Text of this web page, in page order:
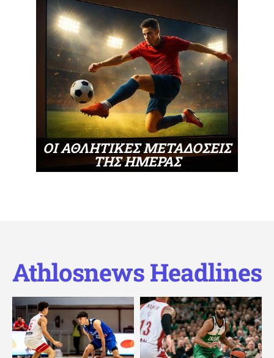
ΟΙ ΑΘΛΗΤΙΚΕΣ ΜΕΤΑΔΟΣΕΙΣ
ΤΗΣ ΗΜΕΡΑΣ
Athlosnews Headlines